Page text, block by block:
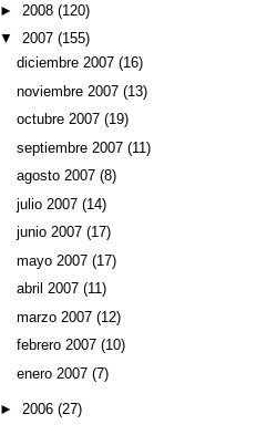
► 2008(120)
▼2007(155)
diciembre 2007 (16)
noviembre 2007 (13)
octubre 2007 (19)
septiembre 2007 (11)
agosto 2007 (8)
julio 2007 (14)
junio 2007 (17)
mayo 2007 (17)
abril 2007 (11)
marzo 2007 (12)
febrero 2007 (10)
enero 2007 (7)
► 2006(27)